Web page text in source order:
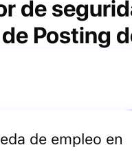
de
Posting
de empleo en